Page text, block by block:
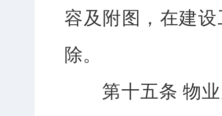
容及附图，在建
除。
第十五条 物业